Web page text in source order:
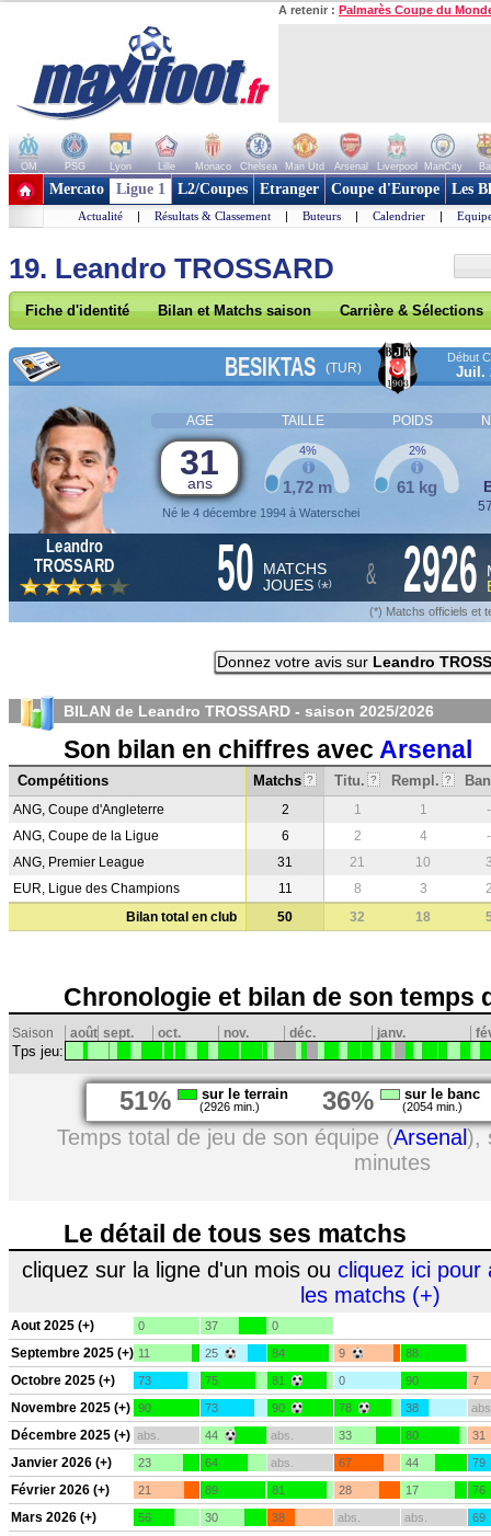
A retenir : Palmarès Coupe du
OM PSG Lyon Lille Monaco Chelsea Man Utd Arsenal Liverpool ManCity
+ de clubs
Mercato Ligue 1 L2/Coupes Etranger Coupe d'Europe Les
Actualité | Résultats & Classement | Buteurs | Calendrier |
19. Leandro TROSSARD
Fiche d'identité Bilan et Matchs saison Carrière & Sélections
BESIKTAS (TUR)
Début
Juil.
AGE TAILLE POIDS
31
ans
Né le 4 décembre 1994 à Waterschei
1,72 m
4%
61 kg
2%
Leandro
TROSSARD
50 MATCHS
JOUES (*) & 2926
(*) Matchs officiels et
Donnez votre avis sur Leandro
BILAN de Leandro TROSSARD - saison 2025/2026
Son bilan en chiffres avec Arsenal
Compétitions Matchs ? Titu. ? Rempl. ?
ANG, Coupe d'Angleterre 2 1 1
-
ANG, Coupe de la Ligue
6 2 4
-
ANG, Premier League
31 21 10
EUR, Ligue des Champions
11 8 3
Bilan total en club
50 32 18
Chronologie et bilan de son temps
Saison août sept. oct. nov. déc. janv.
Tps jeu:
51% sur le terrain
(2926 min.) 36% sur le banc
(2054 min.)
Temps total de jeu de son équipe (Arsenal),
minutes
Le détail de tous ses matchs
cliquez sur la ligne d'un mois ou cliquez ici pour
les matchs (+)
Aout 2025 (+) 0 37 0
Septembre 2025 (+) 11 25 84 9 88
Octobre 2025 (+) 73 75 81 0 90 7
Novembre 2025 (+) 90 73 90 78 38
Décembre 2025 (+) abs. 44 abs. 33 80 31
Janvier 2026 (+) 23 64 abs. 67 44 79
Février 2026 (+) 21 89 81 28 17 76
Mars 2026 (+) 56 30 38 abs. abs. 69